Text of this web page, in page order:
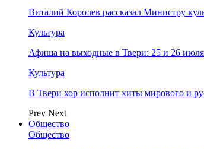
Виталий Королев рассказал Министру
Культура
Афиша на выходные в Твери: 25 и 26 июля
Культура
В Твери хор исполнит хиты мирового и
Prev Next
Общество
Общество